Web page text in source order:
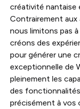
créativité nantaise
Contrairement aux
nous limitons pas
créons des
pour générer une
exceptionnelle de
pleinement les
des
précisément à vos